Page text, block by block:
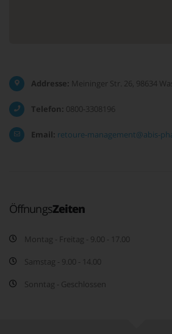
Addresse: Meininger Str. 26, 98634
Telefon: 0800-3308196
Email: retoure-management@abis-
ÖffnungsZeiten
Montag - Freitag - 9.00 - 17.00
Samstag - 9.00 - 14.00
Sonntag - Geschlossen